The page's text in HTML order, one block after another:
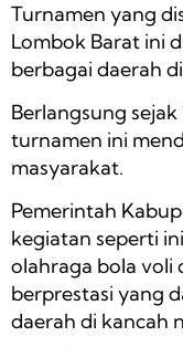
Turnamen yang
Lombok Barat ini
berbagai daerah
Berlangsung sejak
turnamen ini
masyarakat.
Pemerintah
kegiatan seperti
olahraga bola
berprestasi yang
daerah di kancah